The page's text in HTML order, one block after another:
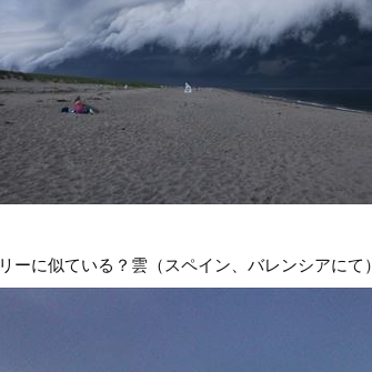
ーに似ている？雲（スペイン、バレンシアにて）